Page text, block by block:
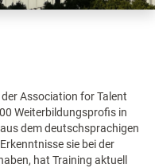
der Association for Talent
Weiterbildungsprofis in
dem deutschsprachigen
sie bei der
hat Training aktuell